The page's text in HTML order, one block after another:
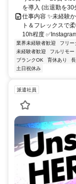
を導入 (出退勤を30
仕事内容 ✨未経験
ト＆フレックスで
10h程度
業界未経験者歓迎 フリー
未経験者歓迎
フルリモー
ブランクOK
育休あり
土日祝休み
派遣社員